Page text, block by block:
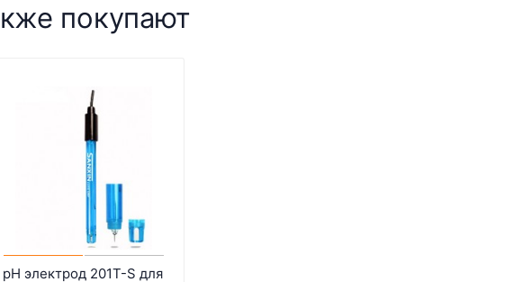
покупают
pH электрод 201T-S для